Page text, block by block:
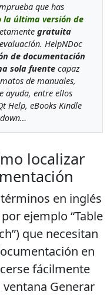
que has
la última versión de
gratuita
HelpNDoc
de documentación
sola fuentecapaz
de manuales,
ayuda, entre ellos
Help, eBooks Kindle
localizar
en inglés
ejemplo “Table
que necesitan
en
fácilmente
Generar